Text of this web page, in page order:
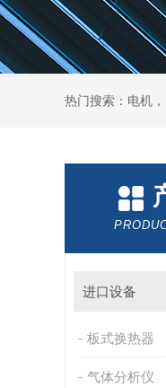
热门搜索：电机
进口设备
板式换热器
气体分析仪